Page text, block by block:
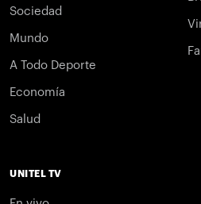
Sociedad
Mundo
A Todo Deporte
Economía
Salud
UNITEL TV